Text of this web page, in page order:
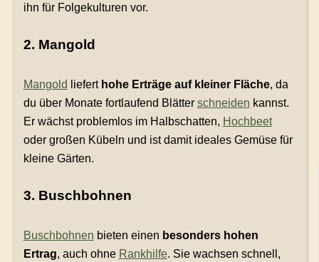
ihn für Folgekulturen vor.
2. Mangold
Mangold liefert hohe Erträge auf kleiner Fläche, da
du über Monate fortlaufend Blätter schneiden kannst.
Er wächst problemlos im Halbschatten, Hochbeet
oder großen Kübeln und ist damit ideales Gemüse für
kleine Gärten.
3. Buschbohnen
Buschbohnen bieten einen besonders hohen
Ertrag, auch ohne Rankhilfe. Sie wachsen schnell,